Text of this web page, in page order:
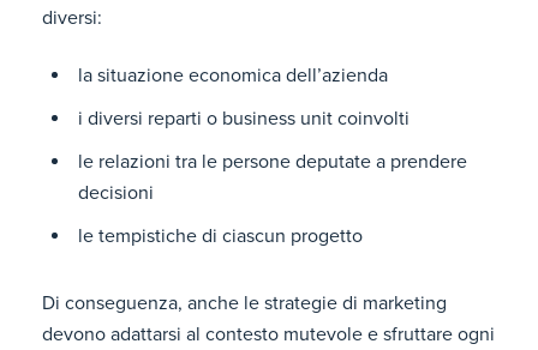
diversi:
la situazione economica dell’azienda
i diversi reparti o business unit coinvolti
le relazioni tra le persone deputate a prendere
decisioni
le tempistiche di ciascun progetto
Di conseguenza, anche le strategie di marketing
devono adattarsi al contesto mutevole e sfruttare ogni